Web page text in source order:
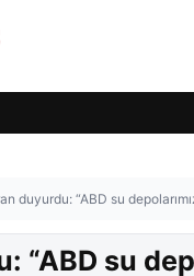
duyurdu: “ABD su
“ABD su